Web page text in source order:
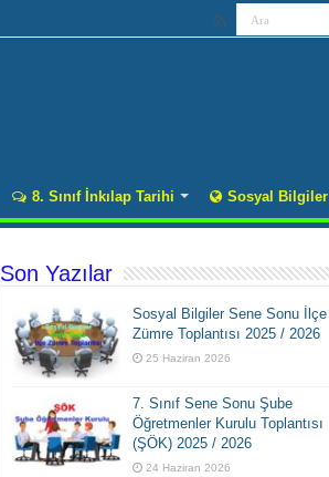
8. Sınıf İnkılap Tarihi Sosyal Bilgiler
Son Yazılar
Sosyal Bilgiler Sene Sonu İlçe
Zümre Toplantısı 2025 / 2026
25 Haziran 2026
7. Sınıf Sene Sonu Şube
Öğretmenler Kurulu Toplantısı
(ŞÖK) 2025 / 2026
24 Haziran 2026